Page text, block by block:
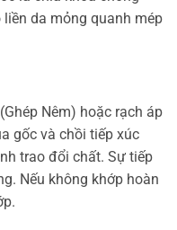
da mỏng quanh mép
Nêm) hoặc rạch áp
gốc và chồi tiếp xúc
trao đổi chất. Sự tiếp
Nếu không khớp hoàn